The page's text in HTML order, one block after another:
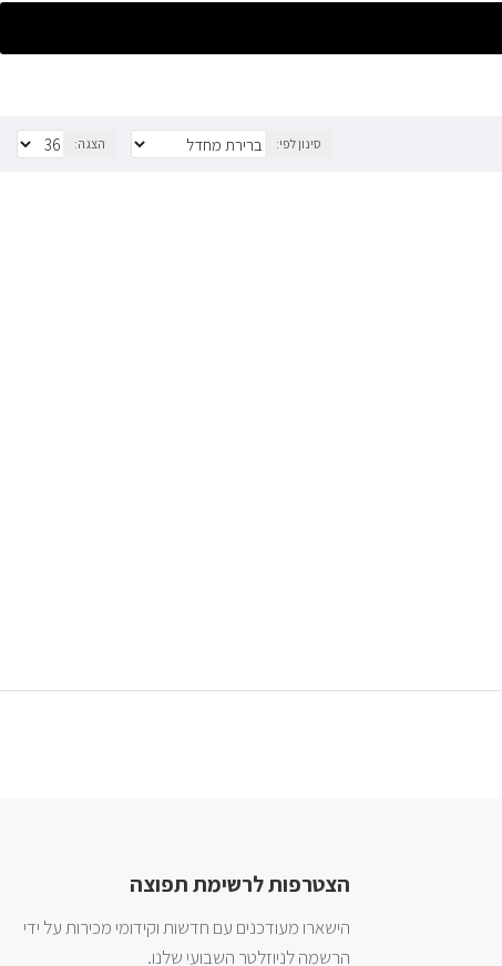
סינון לפי: הצגה:
הצטרפות לרשימת תפוצה
הישארו מעודכנים עם חדשות וקידומי מכירות על ידי
הרשמה לניוזלטר השבועי שלנו.